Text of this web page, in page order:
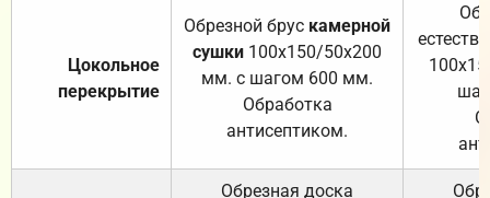
Цокольное
перекрытие
Обрезной брус камерной
сушки 100х150/50х200
мм. с шагом 600 мм.
Обработка
антисептиком.
Обрезная доска